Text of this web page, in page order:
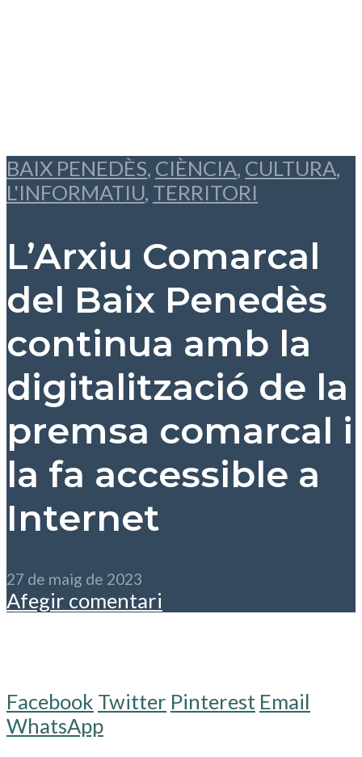
BAIX PENEDÈS, CIÈNCIA, CULTURA,
L'INFORMATIU, TERRITORI
L’Arxiu Comarcal
del Baix Penedès
continua amb la
digitalització de la
premsa comarcal i
la fa accessible a
Internet
27 de maig de 2023
Afegir comentari
Facebook Twitter Pinterest Email
WhatsApp